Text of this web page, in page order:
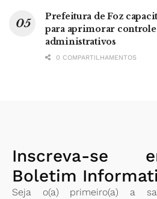
Prefeitura de Foz
para aprimorar controle
administrativos
0 COMPARTILHAMENTOS
Inscreva-se
Boletim
Seja o(a) primeiro(a) a